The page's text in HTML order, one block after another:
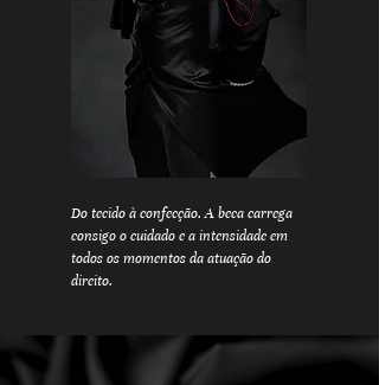
Do tecido à confecção. A beca carrega
consigo o cuidado e a intensidade em
todos os momentos da atuação do
direito.